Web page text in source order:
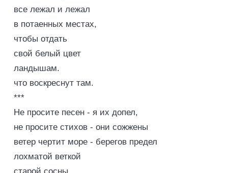
все лежал и лежал
в потаенных местах,
чтобы отдать
свой белый цвет
ландышам.
что воскреснут там.
***
Не просите песен - я их допел,
не просите стихов - они сожжены
ветер чертит море - берегов предел
лохматой веткой